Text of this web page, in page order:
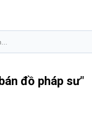
bán đồ pháp sư"